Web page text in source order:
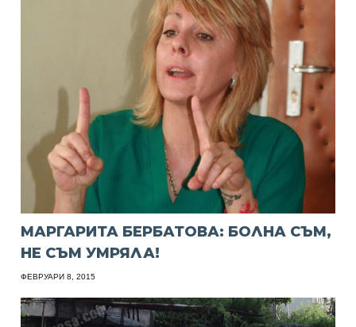
МАРГАРИТА БЕРБАТОВА: БОЛНА СЪМ,
НЕ СЪМ УМРЯЛА!
ФЕВРУАРИ 8, 2015